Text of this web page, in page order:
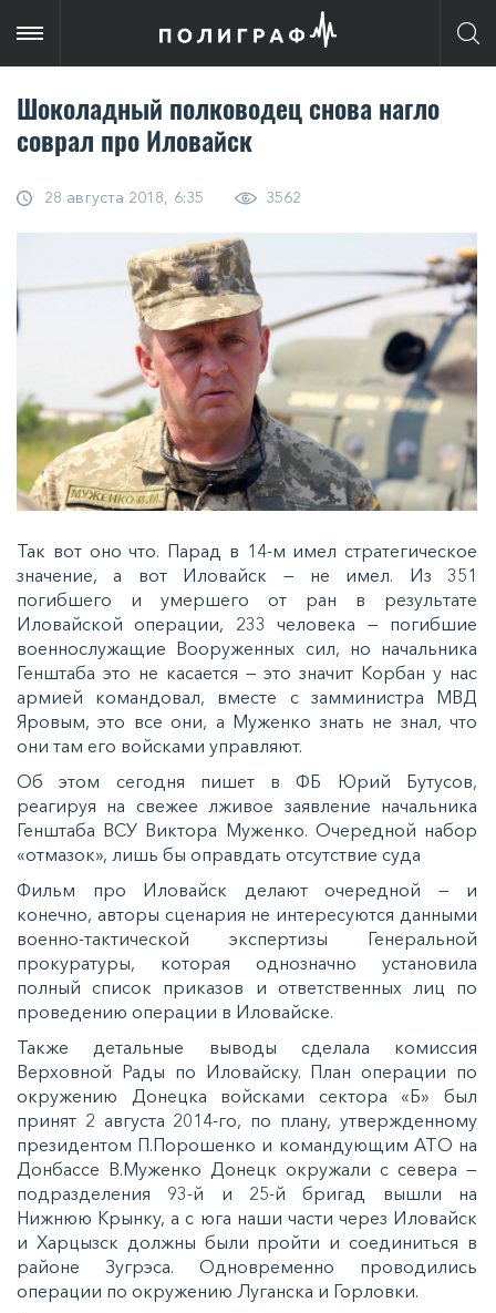
Шоколадный полководец снова нагло
соврал про Иловайск
28 августа 2018, 6:35 3562
Так вот оно что. Парад в 14-м имел стратегическое
значение, а вот Иловайск — не имел. Из 351
погибшего и умершего от ран в результате
Иловайской операции, 233 человека — погибшие
военнослужащие Вооруженных сил, но начальника
Генштаба это не касается — это значит Корбан у нас
армией командовал, вместе с замминистра МВД
Яровым, это все они, а Муженко знать не знал, что
они там его войсками управляют.
Об этом сегодня пишет в ФБ Юрий Бутусов,
реагируя на свежее лживое заявление начальника
Генштаба ВСУ Виктора Муженко. Очередной набор
«отмазок», лишь бы оправдать отсутствие суда
Фильм про Иловайск делают очередной — и
конечно, авторы сценария не интересуются данными
военно-тактической экспертизы Генеральной
прокуратуры, которая однозначно установила
полный список приказов и ответственных лиц по
проведению операции в Иловайске.
Также детальные выводы сделала комиссия
Верховной Рады по Иловайску. План операции по
окружению Донецка войсками сектора «Б» был
принят 2 августа 2014-го, по плану, утвержденному
президентом П.Порошенко и командующим АТО на
Донбассе В.Муженко Донецк окружали с севера —
подразделения 93-й и 25-й бригад вышли на
Нижнюю Крынку, а с юга наши части через Иловайск
и Харцызск должны были пройти и соединиться в
районе Зугрэса. Одновременно проводились
операции по окружению Луганска и Горловки.